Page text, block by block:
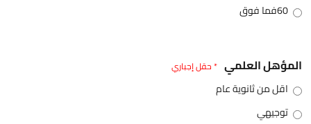
60فما فوق
المؤهل العلمي * حقل إجباري
اقل من ثانوية عام
توجيهي